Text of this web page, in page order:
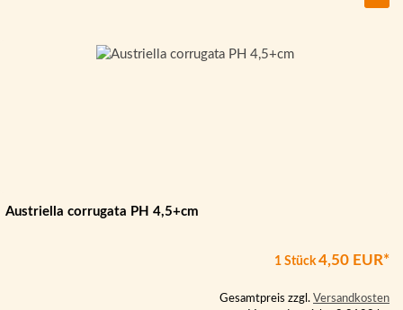
Austriella corrugata PH 4,5+cm
1 Stück4,50 EUR*
Gesamtpreis zzgl. Versandkosten